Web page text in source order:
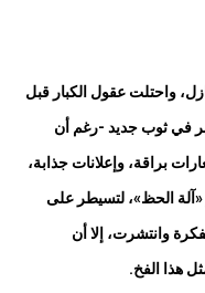
واحتلت عقول الكبار قبل
في ثوب جديد -رغم أن
براقة، وإعلانات جذابة،
«آلة الحظ»، لتسيطر على
وانتشرت، إلا أن
هذا الفخ.